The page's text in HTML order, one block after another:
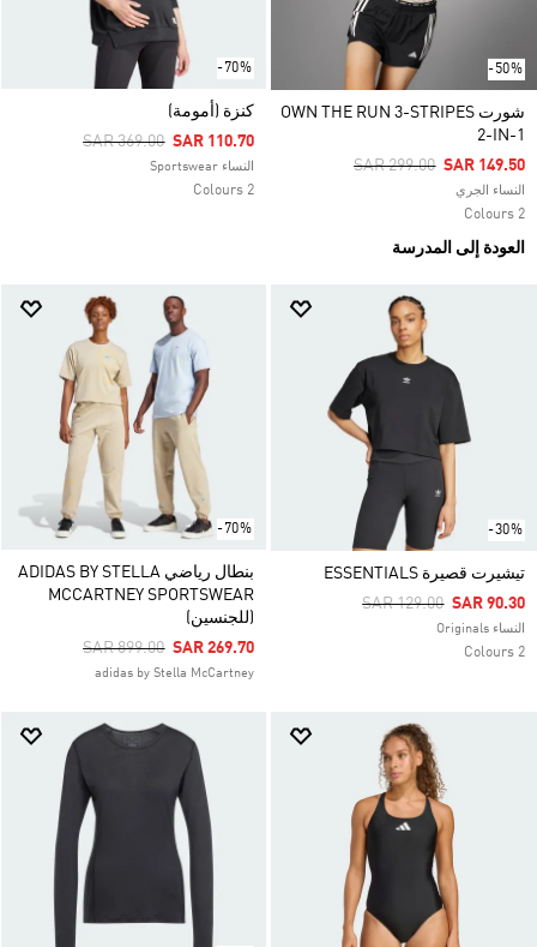
-50%
شورت OWN THE RUN 3-STRIPES
2-IN-1
Price Reduced From
SAR 299.00ToSAR 149.50
النساء الجري
2 Colours
العودة إلى المدرسة
-70%
كنزة (أمومة)
Price Reduced From
SAR 369.00ToSAR 110.70
النساء Sportswear
2 Colours
-30%
تيشيرت قصيرة ESSENTIALS
Price Reduced From
SAR 129.00ToSAR 90.30
النساء Originals
2 Colours
-70%
بنطال رياضي ADIDAS BY STELLA
MCCARTNEY SPORTSWEAR
(للجنسين)
Price Reduced From
SAR 899.00ToSAR 269.70
adidas by Stella McCartney